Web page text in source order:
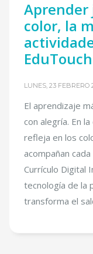
Aprender
color, la
EduTouch
LUNES, 23 FEBRERO
El aprendizaje
con alegría. En
refleja en los
acompañan
Currículo Digital
tecnología de la
transforma el